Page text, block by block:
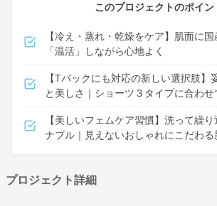
このプロジェクトのポイン
【冷え・蒸れ・乾燥をケア】肌面に
「温活」しながら心地よく
【Tバックにも対応の新しい選択肢】
と美しさ｜ショーツ３タイプに合わ
【美しいフェムケア習慣】洗って繰
ナブル｜見えないおしゃれにこだわる
プロジェクト詳細